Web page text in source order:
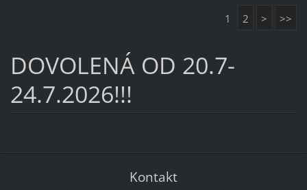
1 2 > >>
DOVOLENÁ OD 20.7-
24.7.2026!!!
Kontakt